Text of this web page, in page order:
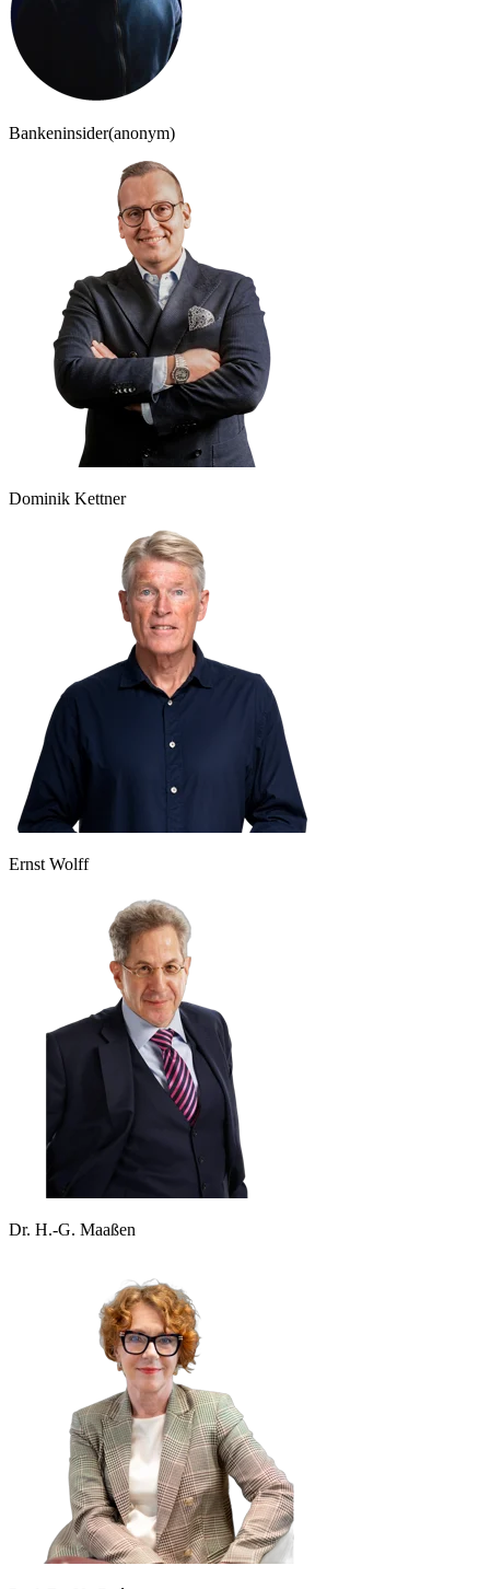
Bankeninsider(anonym)
Dominik Kettner
Ernst Wolff
Dr. H.-G. Maaßen